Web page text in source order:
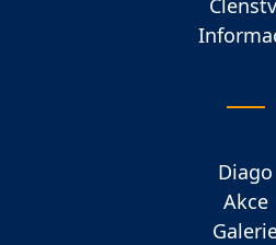
Diago
Akce